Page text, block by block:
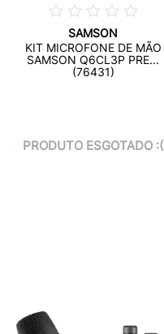
SAMSON
KIT MICROFONE DE MÃO
SAMSON Q6CL3P PRE...
(76431)
PRODUTO ESGOTADO :(